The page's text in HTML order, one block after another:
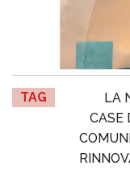
TAG
LA
CASE